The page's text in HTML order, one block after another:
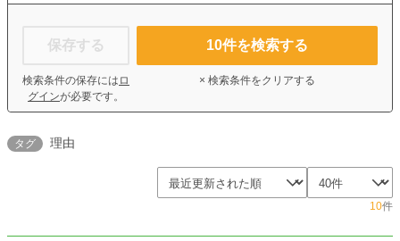
保存する
検索条件の保存には ロ
グインが必要です。
10件を検索する
× 検索条件をクリアする
タグ 理由
10件